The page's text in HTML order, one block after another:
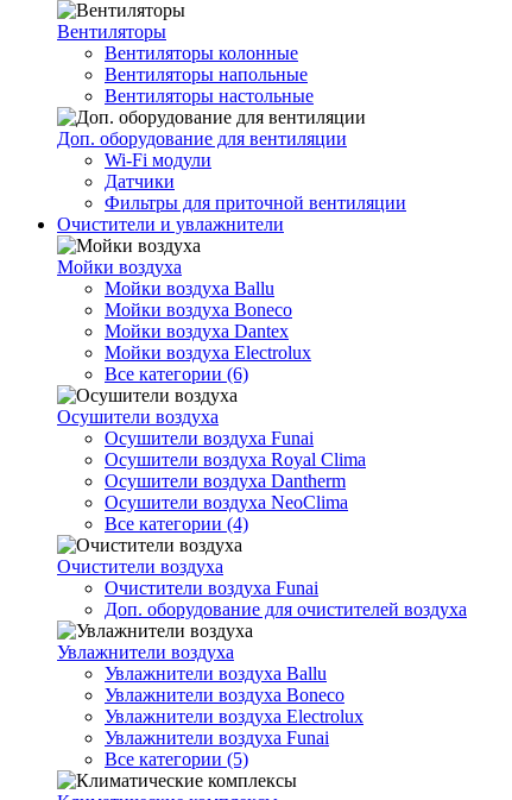
Вентиляторы
Вентиляторы колонные
Вентиляторы напольные
Вентиляторы настольные
Доп. оборудование для вентиляции
Wi-Fi модули
Датчики
Фильтры для приточной вентиляции
Очистители и увлажнители
Мойки воздуха
Мойки воздуха Ballu
Мойки воздуха Boneco
Мойки воздуха Dantex
Мойки воздуха Electrolux
Все категории (6)
Осушители воздуха
Осушители воздуха Funai
Осушители воздуха Royal Clima
Осушители воздуха Dantherm
Осушители воздуха NeoClima
Все категории (4)
Очистители воздуха
Очистители воздуха Funai
Доп. оборудование для очистителей воздуха
Увлажнители воздуха
Увлажнители воздуха Ballu
Увлажнители воздуха Boneco
Увлажнители воздуха Electrolux
Увлажнители воздуха Funai
Все категории (5)